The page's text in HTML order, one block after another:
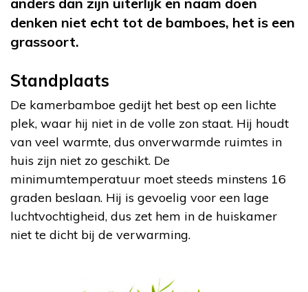
denken niet echt tot de bamboes, het is een
grassoort.
Standplaats
De kamerbamboe gedijt het best op een lichte
plek, waar hij niet in de volle zon staat. Hij houdt
van veel warmte, dus onverwarmde ruimtes in
huis zijn niet zo geschikt. De
minimumtemperatuur moet steeds minstens 16
graden beslaan. Hij is gevoelig voor een lage
luchtvochtigheid, dus zet hem in de huiskamer
niet te dicht bij de verwarming.